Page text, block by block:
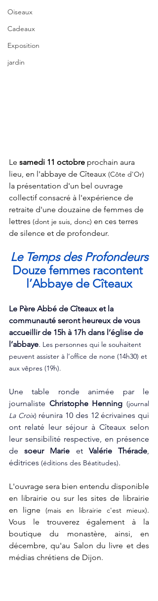
Oiseaux
Cadeaux
Exposition
jardin
Le samedi 11 octobre prochain aura
lieu, en l'abbaye de Cîteaux (Côte d'Or)
la présentation d'un bel ouvrage
collectif consacré à l'expérience de
retraite d'une douzaine de femmes de
lettres (dont je suis, donc) en ces terres
de silence et de profondeur.
Le Temps des Profondeurs
Douze femmes racontent
l’Abbaye de Cîteaux
Le Père Abbé de Cîteaux et la
communauté seront heureux de vous
accueillir de 15h à 17h dans l’église de
l’abbaye. Les personnes qui le souhaitent
peuvent assister à l’office de none (14h30) et
aux vêpres (19h).
Une table ronde animée par le
journaliste Christophe Henning
La Croix) réunira 10 des 12 écrivaines qui
ont relaté leur séjour à Cîteaux selon
leur sensibilité respective, en présence
de soeur Marie et Valérie Thérade,
éditrices (éditions des Béatitudes).
L'ouvrage sera bien entendu disponible
en librairie ou sur les sites de librairie
en ligne (mais en librairie c'est mieux).
Vous le trouverez également à la
boutique du monastère, ainsi, en
décembre, qu'au Salon du livre et des
médias chrétiens de Dijon.